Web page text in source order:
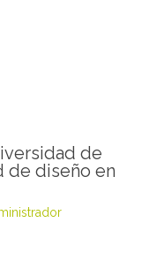
de
de diseño en